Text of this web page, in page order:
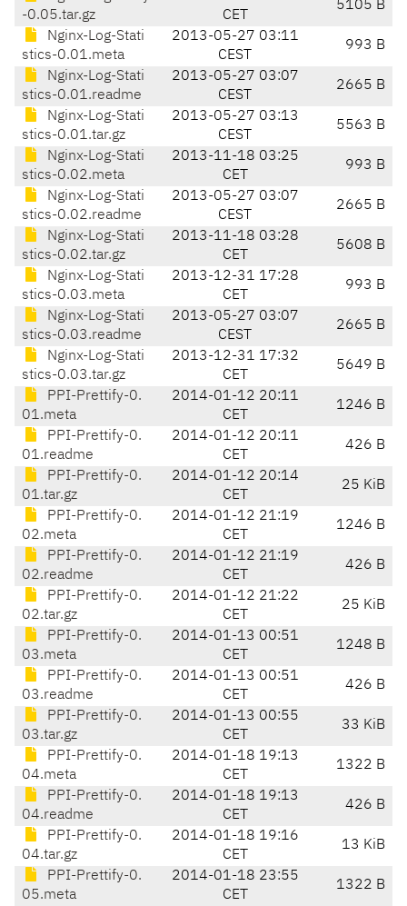
-0.05.tar.gz
CET
5105 B
Nginx-Log-Stati
stics-0.01.meta
2013-05-27 03:11
CEST
993 B
Nginx-Log-Stati
stics-0.01.readme
2013-05-27 03:07
CEST
2665 B
Nginx-Log-Stati
stics-0.01.tar.gz
2013-05-27 03:13
CEST
5563 B
Nginx-Log-Stati
stics-0.02.meta
2013-11-18 03:25
CET
993 B
Nginx-Log-Stati
stics-0.02.readme
2013-05-27 03:07
CEST
2665 B
Nginx-Log-Stati
stics-0.02.tar.gz
2013-11-18 03:28
CET
5608 B
Nginx-Log-Stati
stics-0.03.meta
2013-12-31 17:28
CET
993 B
Nginx-Log-Stati
stics-0.03.readme
2013-05-27 03:07
CEST
2665 B
Nginx-Log-Stati
stics-0.03.tar.gz
2013-12-31 17:32
CET
5649 B
PPI-Prettify-0.
01.meta
2014-01-12 20:11
CET
1246 B
PPI-Prettify-0.
01.readme
2014-01-12 20:11
CET
426 B
PPI-Prettify-0.
01.tar.gz
2014-01-12 20:14
CET
25 KiB
PPI-Prettify-0.
02.meta
2014-01-12 21:19
CET
1246 B
PPI-Prettify-0.
02.readme
2014-01-12 21:19
CET
426 B
PPI-Prettify-0.
02.tar.gz
2014-01-12 21:22
CET
25 KiB
PPI-Prettify-0.
03.meta
2014-01-13 00:51
CET
1248 B
PPI-Prettify-0.
03.readme
2014-01-13 00:51
CET
426 B
PPI-Prettify-0.
03.tar.gz
2014-01-13 00:55
CET
33 KiB
PPI-Prettify-0.
04.meta
2014-01-18 19:13
CET
1322 B
PPI-Prettify-0.
04.readme
2014-01-18 19:13
CET
426 B
PPI-Prettify-0.
04.tar.gz
2014-01-18 19:16
CET
13 KiB
PPI-Prettify-0.
05.meta
2014-01-18 23:55
CET
1322 B